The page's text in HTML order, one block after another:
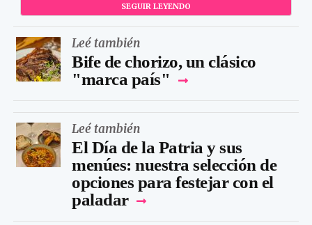
SEGUIR LEYENDO
Leé también
Bife de chorizo, un clásico
"marca país"
Leé también
El Día de la Patria y sus
menúes: nuestra selección de
opciones para festejar con el
paladar